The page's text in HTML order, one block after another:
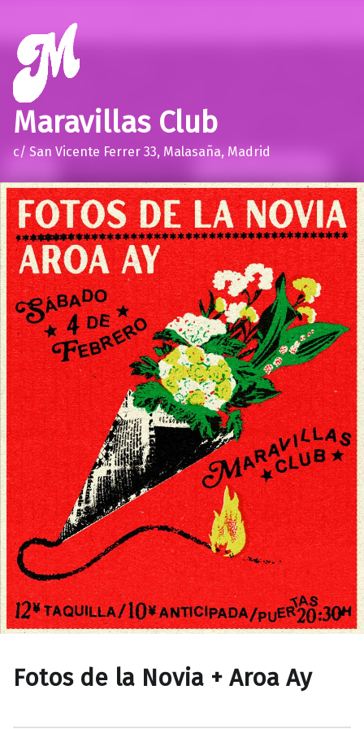
Maravillas Club
c/ San Vicente Ferrer 33, Malasaña, Madrid
Fotos de la Novia + Aroa Ay